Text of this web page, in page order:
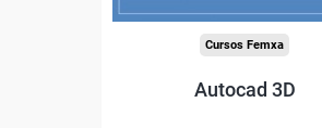
Cursos Femxa
Autocad 3D